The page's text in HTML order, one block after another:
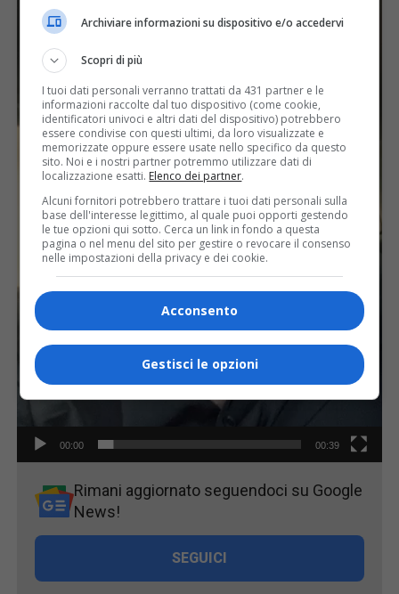
00:00 00:39
Rimani aggiornato seguendoci su Google
News!
SEGUICI
Archiviare informazioni su dispositivo e/o accedervi
Scopri di più
I tuoi dati personali verranno trattati da 431 partner e le
informazioni raccolte dal tuo dispositivo (come cookie,
identificatori univoci e altri dati del dispositivo) potrebbero
essere condivise con questi ultimi, da loro visualizzate e
memorizzate oppure essere usate nello specifico da questo
sito. Noi e i nostri partner potremmo utilizzare dati di
localizzazione esatti. Elenco dei partner.
Alcuni fornitori potrebbero trattare i tuoi dati personali sulla
base dell'interesse legittimo, al quale puoi opporti gestendo
le tue opzioni qui sotto. Cerca un link in fondo a questa
pagina o nel menu del sito per gestire o revocare il consenso
nelle impostazioni della privacy e dei cookie.
Acconsento
Gestisci le opzioni